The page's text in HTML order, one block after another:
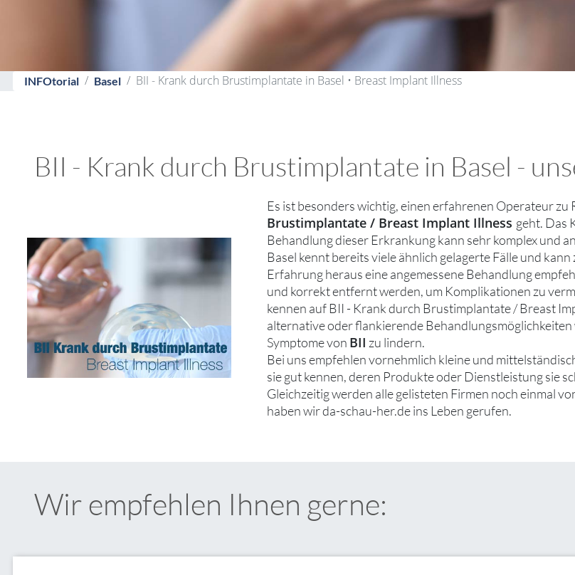
INFOtorial Basel BII - Krank durch Brustimplantate in Basel • Breast Implant Illness
BII - Krank durch Brustimplantate in Basel -
Es ist besonders wichtig, einen erfahrenen Operateur zu
Brustimplantate / Breast Implant Illness geht. Das
Behandlung dieser Erkrankung kann sehr komplex und
Basel kennt bereits viele ähnlich gelagerte Fälle und
Erfahrung heraus eine angemessene Behandlung
und korrekt entfernt werden, um Komplikationen zu
kennen auf BII - Krank durch Brustimplantate / Breast
alternative oder flankierende
Symptome von BII zu lindern.
Bei uns empfehlen vornehmlich kleine und
sie gut kennen, deren Produkte oder Dienstleistung sie
Gleichzeitig werden alle gelisteten Firmen noch einmal
haben wir da-schau-her.de ins Leben gerufen.
Wir empfehlen Ihnen gerne: